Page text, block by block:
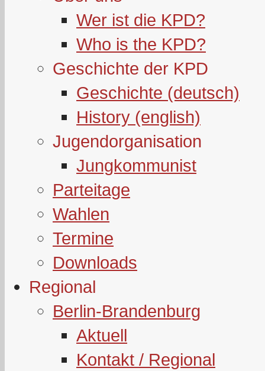
Wer ist die KPD?
Who is the KPD?
Geschichte der KPD
Geschichte (deutsch)
History (english)
Jugendorganisation
Jungkommunist
Parteitage
Wahlen
Termine
Downloads
Regional
Berlin-Brandenburg
Aktuell
Kontakt / Regional